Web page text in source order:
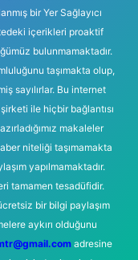
bir Yer Sağlayıcı
içerikleri proaktif
bulunmamaktadır.
taşımakta olup,
sayılırlar. Bu internet
ile hiçbir bağlantısı
makaleler
niteliği taşımamakta
yapılmamaktadır.
tamamen tesadüfidir.
bir bilgi paylaşım
aykırı olduğunu
adresine